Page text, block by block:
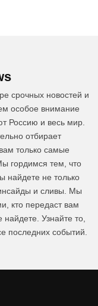
срочных новостей и
особое внимание
Россию и весь мир.
отбирает
только самые
гордимся тем, что
найдете не только
и сливы. Мы
кто передаст вам
Узнайте то,
последних событий.